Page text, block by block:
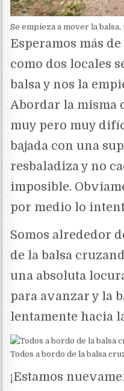
Se empieza a mover la
Esperamos más
como dos locales
balsa y nos la
Abordar la misma
muy pero muy
bajada con una
resbaladiza y no
imposible.
por medio lo
Somos alrededor
de la balsa
una absoluta
para avanzar y la
lentamente hacia
Todos a bordo de la balsa
¡Estamos